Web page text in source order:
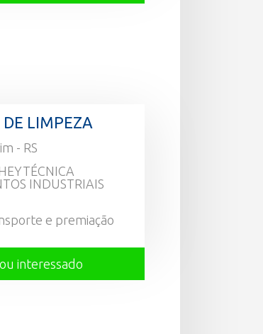
LIMPEZA
- RS
INDUSTRIAIS
e premiação
interessado